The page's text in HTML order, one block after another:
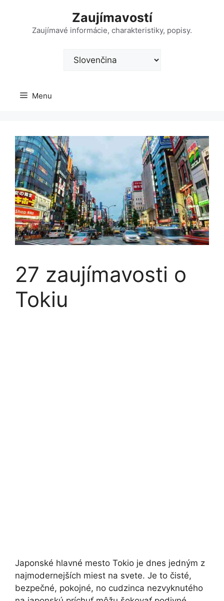
Zaujímavostí
Zaujímavé informácie, charakteristiky, popisy.
Vyberte
jazyk
Menu
27 zaujímavosti o
Tokiu
Japonské hlavné mesto Tokio je dnes jedným z
najmodernejších miest na svete. Je to čisté,
bezpečné, pokojné, no cudzinca nezvyknutého